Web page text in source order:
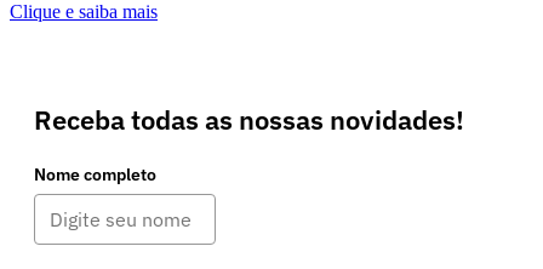
Clique e saiba mais
Receba todas as nossas novidades!
Nome completo